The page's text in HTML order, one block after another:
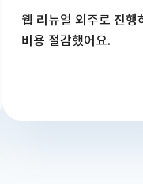
웹 리뉴얼 외주로 진행
비용 절감했어요.